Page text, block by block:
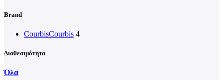
Brand
CourbisCourbis 4
Διαθεσιμότητα
Όλα